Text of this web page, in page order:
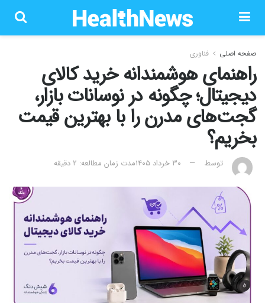
صفحه اصلی فناوری
راهنمای هوشمندانه خرید کالای
دیجیتال؛ چگونه در نوسانات بازار،
گجت‌های مدرن را با بهترین قیمت
بخریم؟
توسط ۳۰ خرداد ۱۴۰۵ مدت زمان مطالعه: 2 دقیقه